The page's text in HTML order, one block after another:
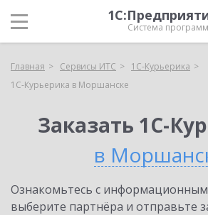
Система программ
Главная Сервисы ИТС
1С-Курьерика
1С-Курьерика в Моршанске
Заказать 1С-
в
Ознакомьтесь с
выберите партнёра и отправьте